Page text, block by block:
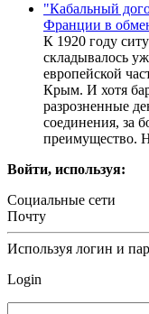
"Кабальный
Франции в
К 1920 году
складывалось
европейской
Крым. И хотя
разрозненные
соединения, за
преимущество.
Войти, используя:
Социальные сети
Почту
Используя логин и
Login